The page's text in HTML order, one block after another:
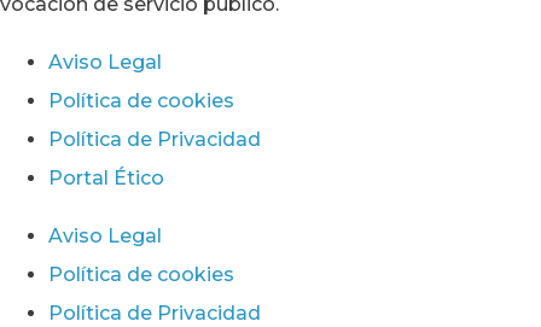
Aviso Legal
Política de cookies
Política de Privacidad
Portal Ético
Aviso Legal
Política de cookies
Política de Privacidad